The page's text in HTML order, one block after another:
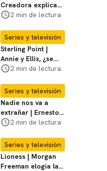
Creadora explica
momentos clave del
2 min de lectura
Series y televisión
Sterling Point |
Annie y Ellis, ¿se
quedan juntos o
2 min de lectura
Series y televisión
Nadie nos va a
extrañar | Ernesto
Laguardia habla
2
2 min de lectura
Series y televisión
Lioness | Morgan
Freeman elogia la